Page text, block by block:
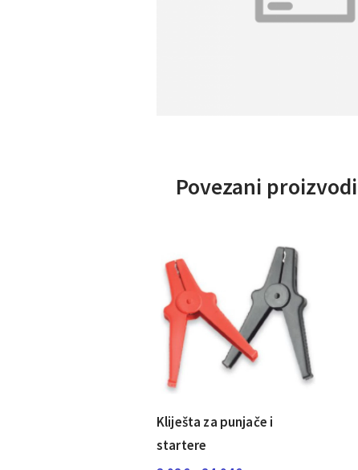
Povezani proizvodi
Kliješta za punjače i
startere